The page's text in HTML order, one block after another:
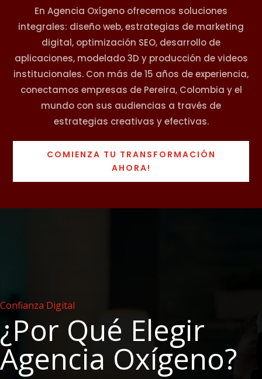
En Agencia Oxígeno ofrecemos soluciones
integrales: diseño web, estrategias de marketing
digital, optimización SEO, desarrollo de
aplicaciones, modelado 3D y producción de videos
institucionales. Con más de 15 años de experiencia,
conectamos empresas de Pereira, Colombia y el
mundo con sus audiencias a través de
estrategias creativas y efectivas.
COMIENZA TU TRANSFORMACIÓN
AHORA!
Confianza Digital
¿Por Qué Elegir
Agencia Oxígeno?